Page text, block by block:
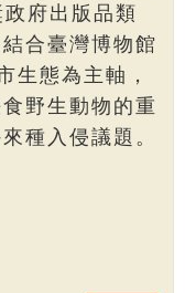
府出版品類
合臺灣博物館
生態為主軸，
野生動物的重
種入侵議題。